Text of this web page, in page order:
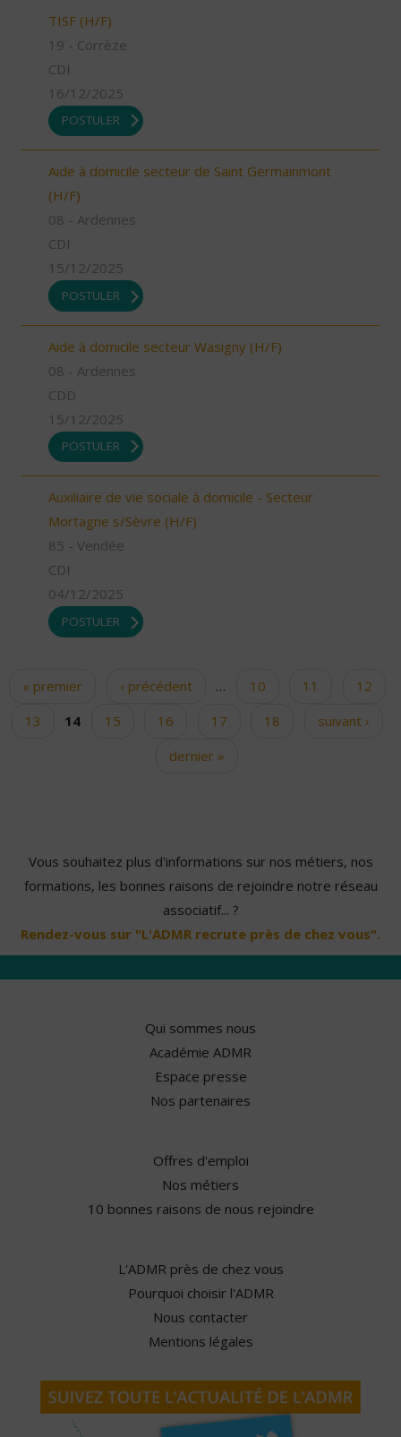
TISF (H/F)
19 - Corrèze
CDI
16/12/2025
POSTULER
Aide à domicile secteur de Saint Germainmont
(H/F)
08 - Ardennes
CDI
15/12/2025
POSTULER
Aide à domicile secteur Wasigny (H/F)
08 - Ardennes
CDD
15/12/2025
POSTULER
Auxiliaire de vie sociale à domicile - Secteur
Mortagne s/Sèvre (H/F)
85 - Vendée
CDI
04/12/2025
POSTULER
Pages
« premier ‹ précédent … 10 11
12
13
14 15 16 17 18
suivant ›
dernier »
Vous souhaitez plus d'informations sur nos métiers, nos
formations, les bonnes raisons de rejoindre notre réseau
associatif... ?
Rendez-vous sur "L'ADMR recrute près de chez vous".
Qui sommes nous
Académie ADMR
Espace presse
Nos partenaires
Offres d'emploi
Nos métiers
10 bonnes raisons de nous rejoindre
L'ADMR près de chez vous
Pourquoi choisir l'ADMR
Nous contacter
Mentions légales